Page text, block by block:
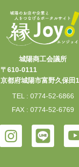
城陽商工会議所
〒610-0111
京都府城陽市富野久保田
TEL : 0774-52-6866
FAX : 0774-52-6769